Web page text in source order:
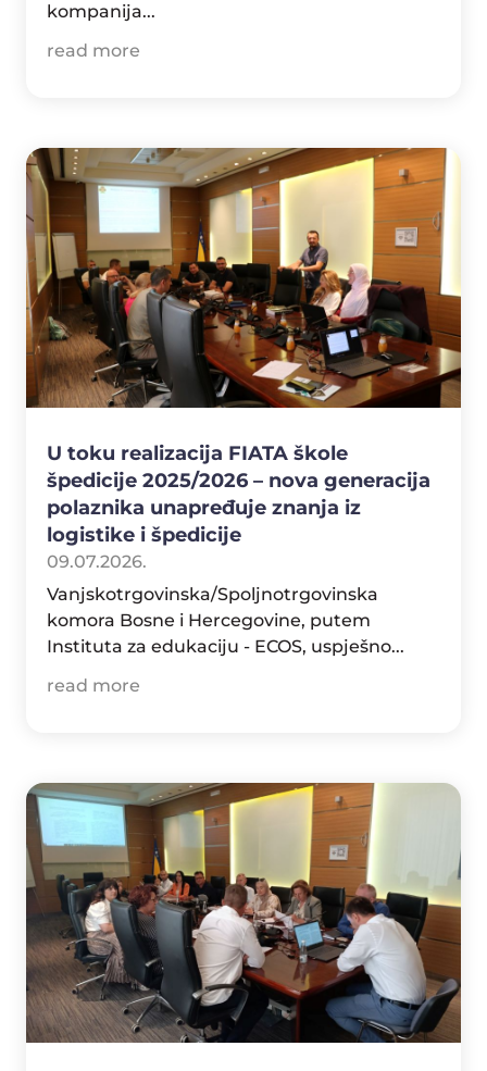
kompanija...
read more
U toku realizacija FIATA škole
špedicije 2025/2026 – nova generacija
polaznika unapređuje znanja iz
logistike i špedicije
09.07.2026.
Vanjskotrgovinska/Spoljnotrgovinska
komora Bosne i Hercegovine, putem
Instituta za edukaciju - ECOS, uspješno...
read more